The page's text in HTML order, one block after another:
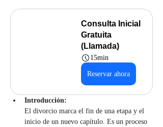
Consulta Inicial
Gratuita
(Llamada)
15min
Reservar ahora
Introducción:
El divorcio marca el fin de una etapa y el
inicio de un nuevo capítulo. Es un proceso